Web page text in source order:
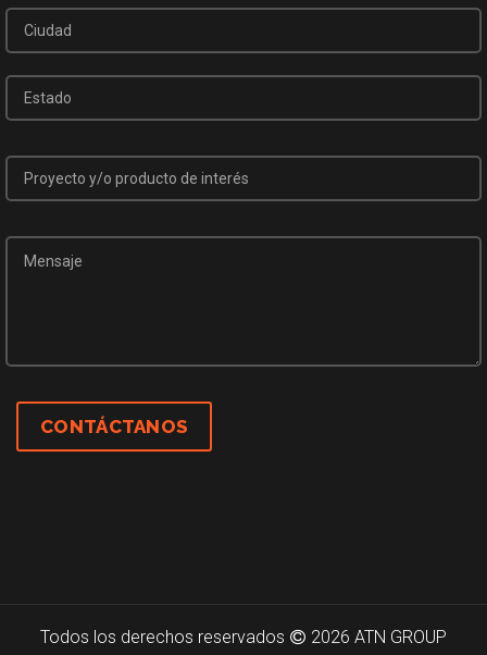
Todos los derechos reservados 2026 ATN GROUP